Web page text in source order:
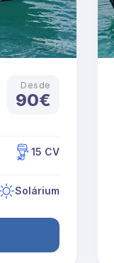
Desde
90€
15 CV
Solárium